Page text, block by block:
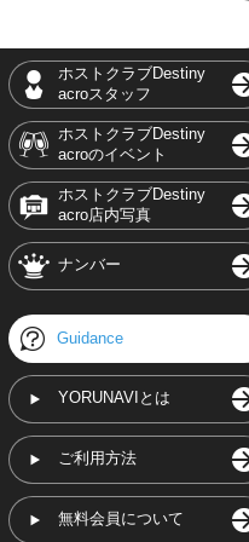
ホストクラブDestiny
acroスタッフ
ホストクラブDestiny
acroのイベント
ホストクラブDestiny
acro店内写真
ナンバー
Guidance
YORUNAVIとは
ご利用方法
無料会員について